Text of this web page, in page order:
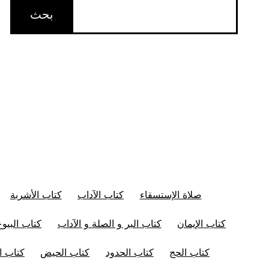
صلاة الإستسقاء كتاب الآداب كتاب الأشربة
كتاب الإيمان كتاب البر و الصلة و الآداب كتاب
كتاب الحج كتاب الحدود كتاب الحيض كتاب